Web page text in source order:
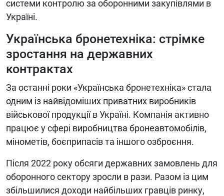
системи контролю за оборонними закупівлями в
Україні.
Українська бронетехніка: стрімке
зростання на державних
контрактах
За останні роки «Українська бронетехніка» стала
одним із найвідоміших приватних виробників
військової продукції в Україні. Компанія активно
працює у сфері виробництва бронеавтомобілів,
мінометів, боєприпасів та іншого озброєння.
Після 2022 року обсяги державних замовлень для
оборонного сектору зросли в рази. Разом із цим
збільшилися доходи найбільших гравців ринку,